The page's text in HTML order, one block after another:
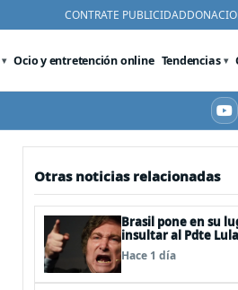
CONTRATE PUBLICIDAD
Ocio y entretención online Tendencias
Otras noticias relacionadas
Brasil pone en su
insultar al Pdte
embajador en BBSS
relación bilateral
Hace 1 día